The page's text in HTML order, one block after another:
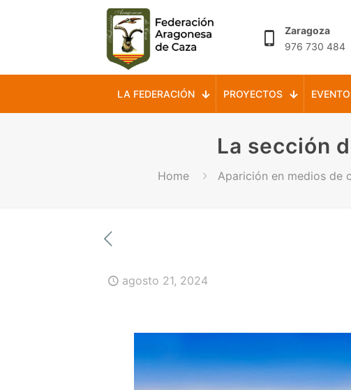
Zaragoza
976 730 484
LA FEDERACIÓN PROYECTOS
La sección
Home Aparición en medios de
agosto 21, 2024